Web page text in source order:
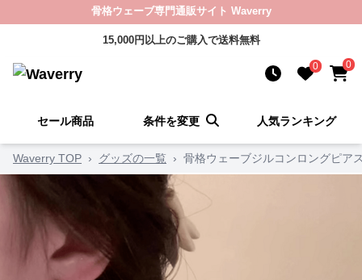
骨格ウェーブ専門通販サイト Waverry
15,000円以上のご購入で送料無料
0 0
セール商品 条件を変更 人気ランキング
Waverry TOP › グッズの一覧 › 骨格ウェーブジルコンロングピア